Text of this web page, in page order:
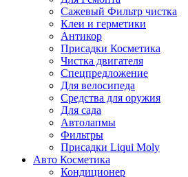
Сажевый Фильтр чистка
Клеи и герметики
Антикор
Присадки Косметика
Чистка двигателя
Спецпредложение
Для велосипеда
Средства для оружия
Для сада
Автолапмы
Фильтры
Присадки Liqui Moly
Авто Косметика
Кондиционер